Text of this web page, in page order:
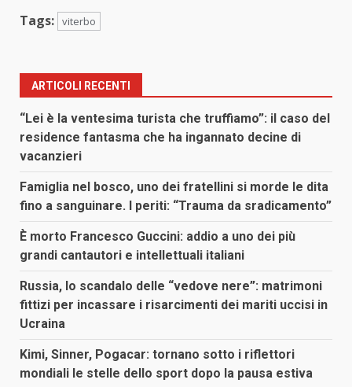
Tags: viterbo
ARTICOLI RECENTI
“Lei è la ventesima turista che truffiamo”: il caso del
residence fantasma che ha ingannato decine di
vacanzieri
Famiglia nel bosco, uno dei fratellini si morde le dita
fino a sanguinare. I periti: “Trauma da sradicamento”
È morto Francesco Guccini: addio a uno dei più
grandi cantautori e intellettuali italiani
Russia, lo scandalo delle “vedove nere”: matrimoni
fittizi per incassare i risarcimenti dei mariti uccisi in
Ucraina
Kimi, Sinner, Pogacar: tornano sotto i riflettori
mondiali le stelle dello sport dopo la pausa estiva